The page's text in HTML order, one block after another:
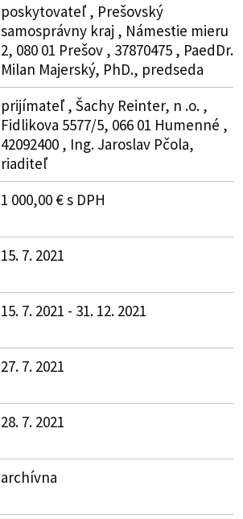
poskytovateľ , Prešovský
samosprávny kraj , Námestie mieru
2, 080 01 Prešov , 37870475 , PaedDr.
Milan Majerský, PhD., predseda
prijímateľ , Šachy Reinter, n .o. ,
Fidlikova 5577/5, 066 01 Humenné ,
42092400 , Ing. Jaroslav Pčola,
riaditeľ
1 000,00 € s DPH
15. 7. 2021
15. 7. 2021 - 31. 12. 2021
27. 7. 2021
28. 7. 2021
archívna